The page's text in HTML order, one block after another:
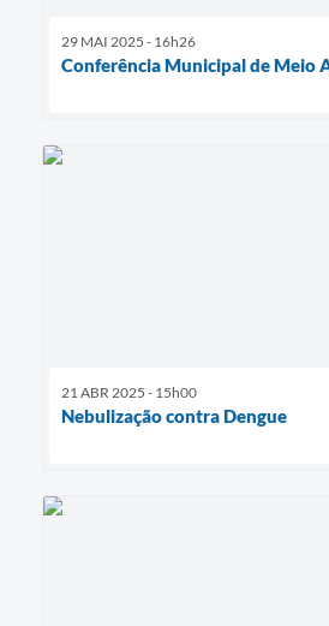
29 MAI 2025 - 16h26
Conferência Municipal de Meio
21 ABR 2025 - 15h00
Nebulização contra Dengue